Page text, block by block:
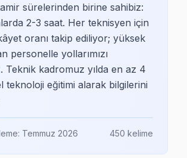
genç nüfus yoğunluğu ile
Arıza Tipleri Karşılaştırması
TV arızaları, genel olarak
sürelerinden birine sahibiz:
2-3 saat. Her teknisyen için
oranı takip ediliyor; yüksek
personelle yollarımızı
Teknik kadromuz yılda en az 4
teknoloji eğitimi alarak bilgilerini
Temmuz 2026 450 kelime